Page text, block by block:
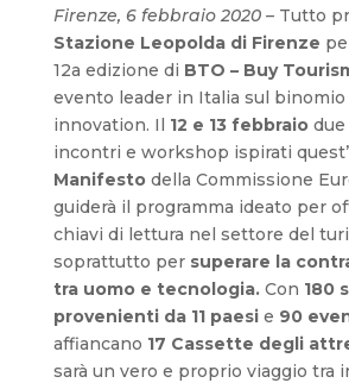
Firenze, 6 febbraio 2020 –Tutto
Stazione Leopolda di Firenze
12a edizione di BTO – Buy
evento leader in Italia sul
innovation. Il 12 e 13 febbraio
incontri e workshop ispirati
Manifestodella Commissione
guiderà il programma ideato per
chiavi di lettura nel settore del
soprattutto per superare la
tra uomo e tecnologia. Con 180
provenienti da 11 paesie 90
affiancano 17 Cassette degli
sarà un vero e proprio viaggio tra